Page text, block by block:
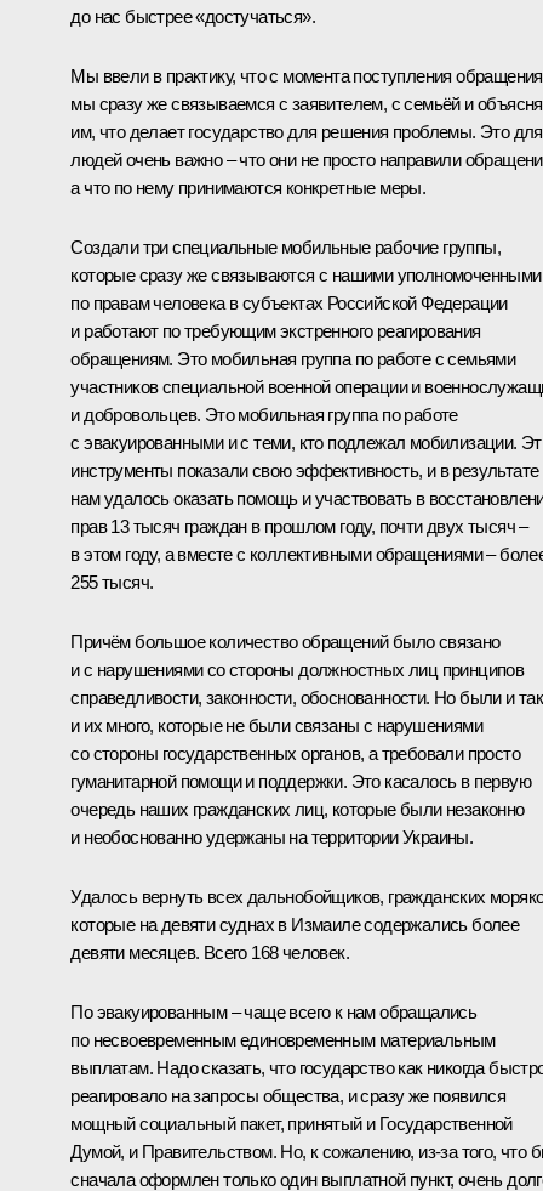
до нас быстрее «достучаться».
Мы ввели в практику, что с момента поступления обращения
мы сразу же связываемся с заявителем, с семьёй и
им, что делает государство для решения проблемы. Это для
людей очень важно – что они не просто направили
а что по нему принимаются конкретные меры.
Создали три специальные мобильные рабочие группы,
которые сразу же связываются с нашими уполномоченными
по правам человека в субъектах Российской Федерации
и работают по требующим экстренного реагирования
обращениям. Это мобильная группа по работе с семьями
участников специальной военной операции и
и добровольцев. Это мобильная группа по работе
с эвакуированными и с теми, кто подлежал мобилизации.
инструменты показали свою эффективность, и в результате
нам удалось оказать помощь и участвовать в
прав 13 тысяч граждан в прошлом году, почти двух тысяч –
в этом году, а вместе с коллективными обращениями –
255 тысяч.
Причём большое количество обращений было связано
и с нарушениями со стороны должностных лиц принципов
справедливости, законности, обоснованности. Но были и
и их много, которые не были связаны с нарушениями
со стороны государственных органов, а требовали просто
гуманитарной помощи и поддержки. Это касалось в первую
очередь наших гражданских лиц, которые были незаконно
и необоснованно удержаны на территории Украины.
Удалось вернуть всех дальнобойщиков, гражданских
которые на девяти суднах в Измаиле содержались более
девяти месяцев. Всего 168 человек.
По эвакуированным – чаще всего к нам обращались
по несвоевременным единовременным материальным
выплатам. Надо сказать, что государство как никогда
реагировало на запросы общества, и сразу же появился
мощный социальный пакет, принятый и Государственной
Думой, и Правительством. Но, к сожалению, из-за того, что
сначала оформлен только один выплатной пункт, очень